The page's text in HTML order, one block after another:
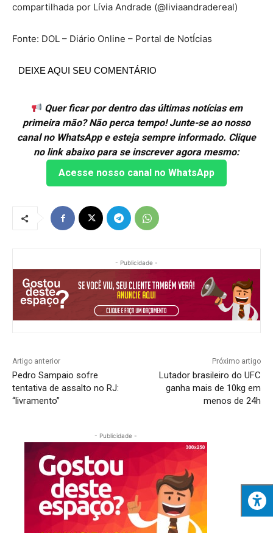
compartilhada por Lívia Andrade (@liviaandradereal)
Fonte: DOL – Diário Online – Portal de NotÍcias
DEIXE AQUI SEU COMENTÁRIO
Quer ficar por dentro das últimas notícias em
primeira mão? Não perca tempo! Junte-se ao nosso
canal no WhatsApp e esteja sempre informado. Clique
no link abaixo para se inscrever agora mesmo:
Acesse nosso canal no WhatsApp
- Publicidade -
Artigo anterior
Pedro Sampaio sofre
tentativa de assalto no RJ:
“livramento”
Próximo artigo
Lutador brasileiro do UFC
ganha mais de 10kg em
menos de 24h
- Publicidade -